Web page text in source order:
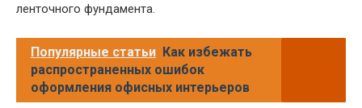
ленточного фундамента.
Популярные статьи Как избежать
распространенных ошибок
оформления офисных интерьеров